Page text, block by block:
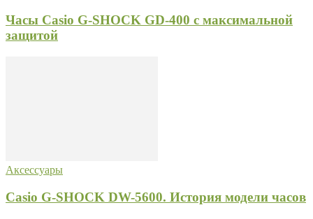
Часы Casio G-SHOCK GD-400 с максимальной
защитой
Аксессуары
Casio G-SHOCK DW-5600. История модели часов